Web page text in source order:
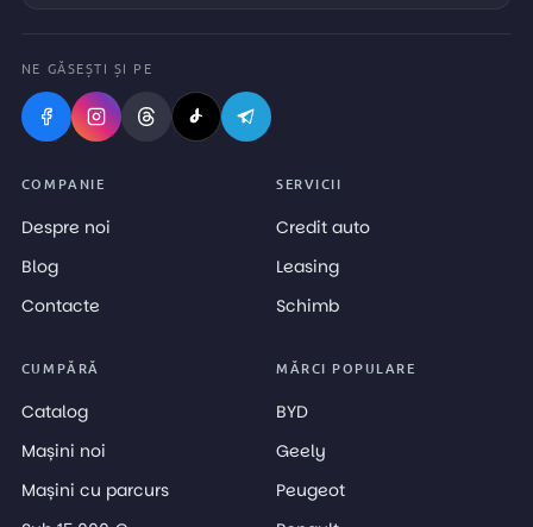
NE GĂSEȘTI ȘI PE
COMPANIE
Despre noi
Blog
Contacte
SERVICII
Credit auto
Leasing
Schimb
CUMPĂRĂ
Catalog
Mașini noi
Mașini cu parcurs
MĂRCI POPULARE
BYD
Geely
Peugeot